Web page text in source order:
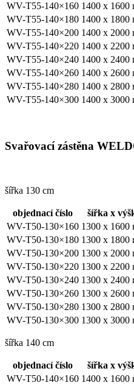
WV-T55-140×160 1400 x 1600
WV-T55-140×180 1400 x 1800
WV-T55-140×200 1400 x 2000
WV-T55-140×220 1400 x 2200
WV-T55-140×240 1400 x 2400
WV-T55-140×260 1400 x 2600
WV-T55-140×280 1400 x 2800
WV-T55-140×300 1400 x 3000
Svařovací zástěna
šířka 130 cm
objednací číslo šířka x
WV-T50-130×160 1300 x 1600
WV-T50-130×180 1300 x 1800
WV-T50-130×200 1300 x 2000
WV-T50-130×220 1300 x 2200
WV-T50-130×240 1300 x 2400
WV-T50-130×260 1300 x 2600
WV-T50-130×280 1300 x 2800
WV-T50-130×300 1300 x 3000
šířka 140 cm
objednací číslo šířka x
WV-T50-140×160 1400 x 1600